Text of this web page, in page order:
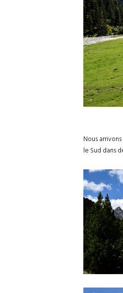
Nous
le Sud dans